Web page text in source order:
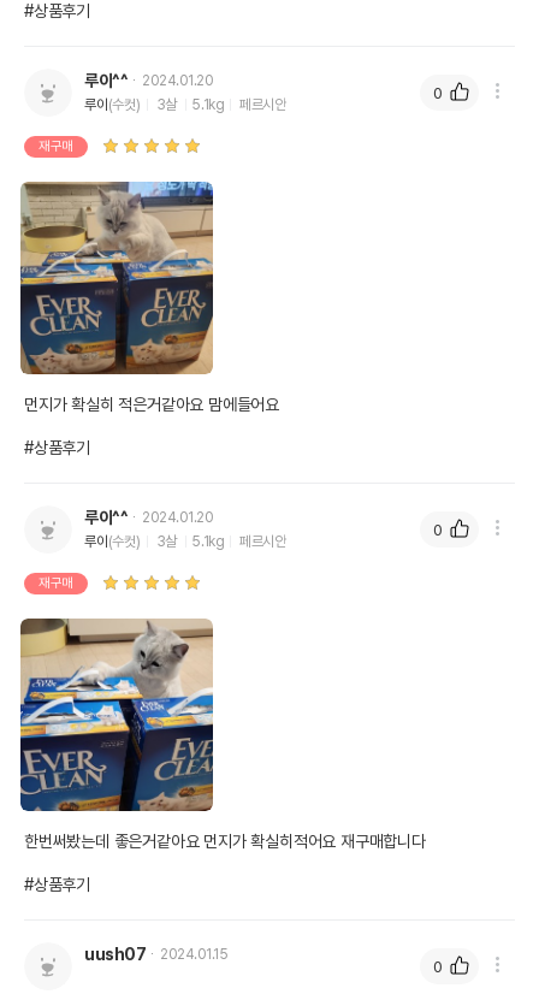
#상품후기
루이^^
2024.01.20
루이 (수컷) 3살 5.1kg 페르시안
재구매
먼지가 확실히 적은거같아요 맘에들어요
#상품후기
0
루이^^
2024.01.20
루이 (수컷) 3살 5.1kg 페르시안
재구매
한번써봤는데 좋은거같아요 먼지가 확실히적어요 재구매합니다
#상품후기
0
uush07 2024.01.15
0